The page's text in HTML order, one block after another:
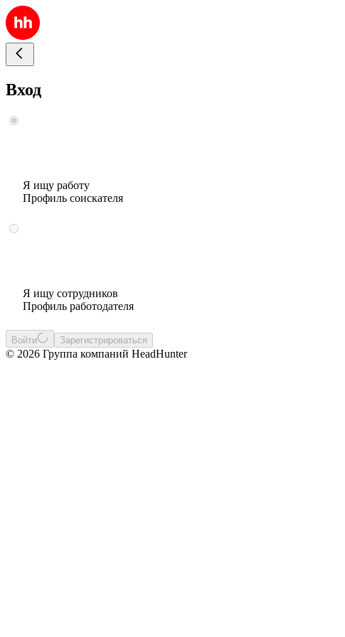
Вход
Я ищу работу
Профиль соискателя
Я ищу сотрудников
Профиль работодателя
Войти Зарегистрироваться
© 2026 Группа компаний HeadHunter